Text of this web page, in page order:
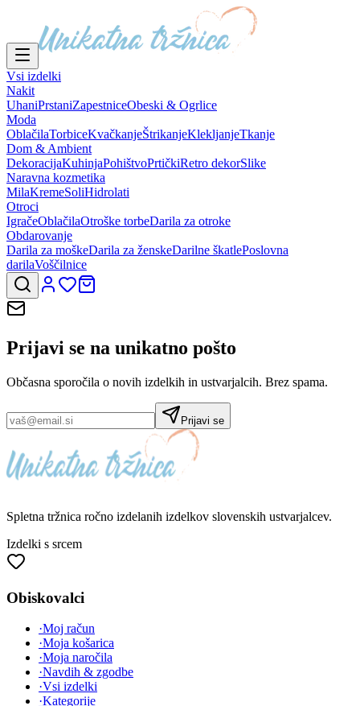
Vsi izdelki
Nakit
UhaniPrstaniZapestniceObeski & Ogrlice
Moda
OblačilaTorbiceKvačkanjeŠtrikanjeKlekljanjeTkanje
Dom & Ambient
DekoracijaKuhinjaPohištvoPrtičkiRetro dekorSlike
Naravna kozmetika
MilaKremeSoliHidrolati
Otroci
IgračeOblačilaOtroške torbeDarila za otroke
Obdarovanje
Darila za moškeDarila za ženskeDarilne škatlePoslovna
darilaVoščilnice
Prijavi se na unikatno pošto
Občasna sporočila o novih izdelkih in ustvarjalcih. Brez spama.
Prijavi se
Spletna tržnica ročno izdelanih izdelkov slovenskih ustvarjalcev.
Izdelki s srcem
Obiskovalci
·Moj račun
·Moja košarica
·Moja naročila
·Navdih & zgodbe
·Vsi izdelki
·Kategorije